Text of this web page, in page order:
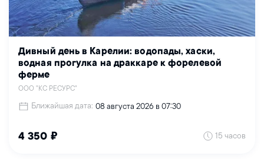
Дивный день в Карелии: водопады, хаски,
водная прогулка на драккаре к форелевой
ферме
ООО "КС РЕСУРС"
Ближайшая дата: 08 августа 2026 в 07:30
4 350 ₽ 15 часов